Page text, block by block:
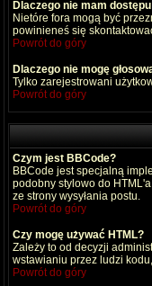
Dlaczego nie mam
Nietóre fora mogą być
powinieneś się
Powrót do góry
Dlaczego nie mogę
Tylko zarejestrowani
Powrót do góry
Czym jest BBCode?
BBCode jest specjalną
podobny stylowo do
ze strony wysyłania postu.
Powrót do góry
Czy mogę używać HTML?
Zależy to od decyzji
wstawianiu przez ludzi
Powrót do góry